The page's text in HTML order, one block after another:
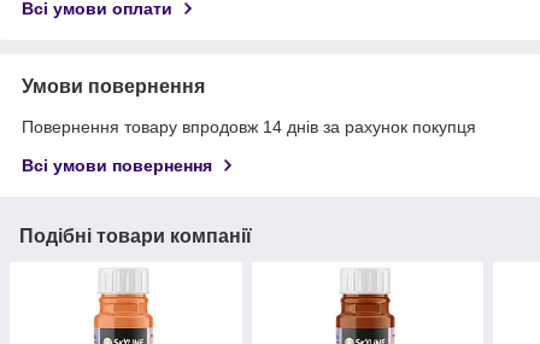
Всі умови оплати
Умови повернення
Повернення товару впродовж 14 днів за рахунок покупця
Всі умови повернення
Подібні товари компанії